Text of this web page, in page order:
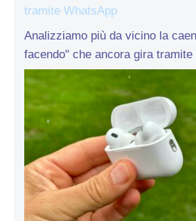
tramite WhatsApp
Analizziamo più da vicino la
facendo" che ancora gira tramite